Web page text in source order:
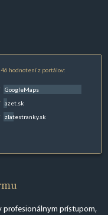
hodnotení z portálov:
GoogleMaps
azet.sk
zlatestranky.sk
profesionálnym prístupom,